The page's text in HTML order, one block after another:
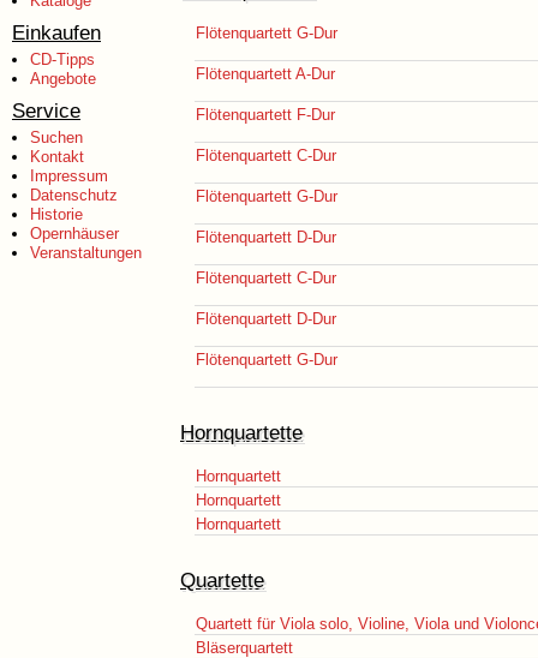
Einkaufen
CD-Tipps
Angebote
Service
Suchen
Kontakt
Impressum
Datenschutz
Historie
Opernhäuser
Veranstaltungen
Flötenquartett G-Dur
Flötenquartett A-Dur
Flötenquartett F-Dur
Flötenquartett C-Dur
Flötenquartett G-Dur
Flötenquartett D-Dur
Flötenquartett C-Dur
Flötenquartett D-Dur
Flötenquartett G-Dur
Hornquartette
Hornquartett
Hornquartett
Hornquartett
Quartette
Quartett für Viola solo, Violine, Viola und
Bläserquartett